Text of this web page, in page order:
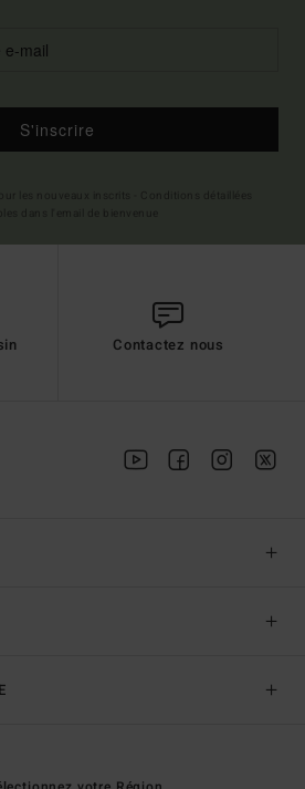
S'inscrire
Contactez nous